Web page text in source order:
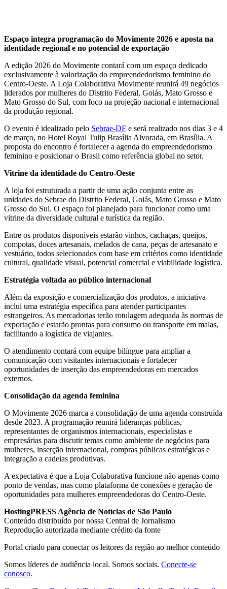
Espaço integra programação do Movimente 2026 e aposta na
identidade regional e no potencial de exportação
A edição 2026 do Movimente contará com um espaço dedicado
exclusivamente à valorização do empreendedorismo feminino do
Centro-Oeste. A Loja Colaborativa Movimente reunirá 49 negócios
liderados por mulheres do Distrito Federal, Goiás, Mato Grosso e
Mato Grosso do Sul, com foco na projeção nacional e internacional
da produção regional.
O evento é idealizado pelo Sebrae-DF e será realizado nos dias 3 e 4
de março, no Hotel Royal Tulip Brasília Alvorada, em Brasília. A
proposta do encontro é fortalecer a agenda do empreendedorismo
feminino e posicionar o Brasil como referência global no setor.
Vitrine da identidade do Centro-Oeste
A loja foi estruturada a partir de uma ação conjunta entre as
unidades do Sebrae do Distrito Federal, Goiás, Mato Grosso e Mato
Grosso do Sul. O espaço foi planejado para funcionar como uma
vitrine da diversidade cultural e turística da região.
Entre os produtos disponíveis estarão vinhos, cachaças, queijos,
compotas, doces artesanais, melados de cana, peças de artesanato e
vestuário, todos selecionados com base em critérios como identidade
cultural, qualidade visual, potencial comercial e viabilidade logística.
Estratégia voltada ao público internacional
Além da exposição e comercialização dos produtos, a iniciativa
inclui uma estratégia específica para atender participantes
estrangeiros. As mercadorias terão rotulagem adequada às normas de
exportação e estarão prontas para consumo ou transporte em malas,
facilitando a logística de viajantes.
O atendimento contará com equipe bilíngue para ampliar a
comunicação com visitantes internacionais e fortalecer
oportunidades de inserção das empreendedoras em mercados
externos.
Consolidação da agenda feminina
O Movimente 2026 marca a consolidação de uma agenda construída
desde 2023. A programação reunirá lideranças públicas,
representantes de organismos internacionais, especialistas e
empresárias para discutir temas como ambiente de negócios para
mulheres, inserção internacional, compras públicas estratégicas e
integração a cadeias produtivas.
A expectativa é que a Loja Colaborativa funcione não apenas como
ponto de vendas, mas como plataforma de conexões e geração de
oportunidades para mulheres empreendedoras do Centro-Oeste.
HostingPRESS Agência de Notícias de São Paulo
Conteúdo distribuído por nossa Central de Jornalismo
Reprodução autorizada mediante crédito da fonte
Portal criado para conectar os leitores da região ao melhor conteúdo
Somos líderes de audiência local. Somos sociais. Conecte-se
conosco.